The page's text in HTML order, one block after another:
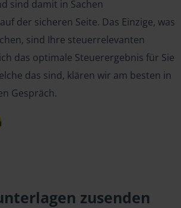
sind damit in Sachen
der sicheren Seite. Das Einzige, was
sind Ihre steuerrelevanten
das optimale Steuerergebnis für Sie
das sind, klären wir am besten in
Gespräch.
zusenden